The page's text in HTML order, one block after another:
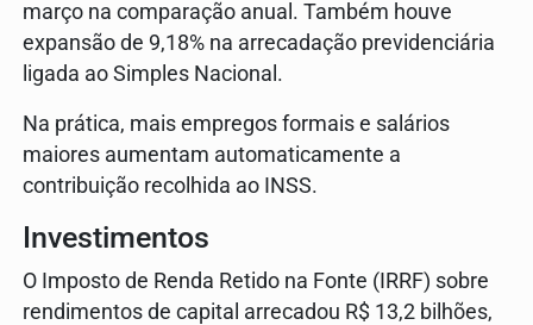
março na comparação anual. Também houve
expansão de 9,18% na arrecadação previdenciária
ligada ao Simples Nacional.
Na prática, mais empregos formais e salários
maiores aumentam automaticamente a
contribuição recolhida ao INSS.
Investimentos
O Imposto de Renda Retido na Fonte (IRRF) sobre
rendimentos de capital arrecadou R$ 13,2 bilhões,